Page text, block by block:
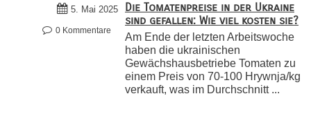
5. Mai 2025
0 Kommentare
Die Tomatenpreise in der Ukraine
sind gefallen: Wie viel kosten sie?
Am Ende der letzten Arbeitswoche
haben die ukrainischen
Gewächshausbetriebe Tomaten zu
einem Preis von 70-100 Hrywnja/kg
verkauft, was im Durchschnitt ...